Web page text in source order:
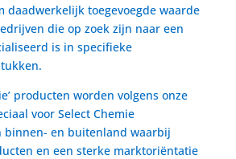
daadwerkelijk toegevoegde waarde
die op zoek zijn naar een
is in specifieke
producten worden volgens onze
voor Select Chemie
binnen- en buitenland waarbij
en een sterke marktoriëntatie